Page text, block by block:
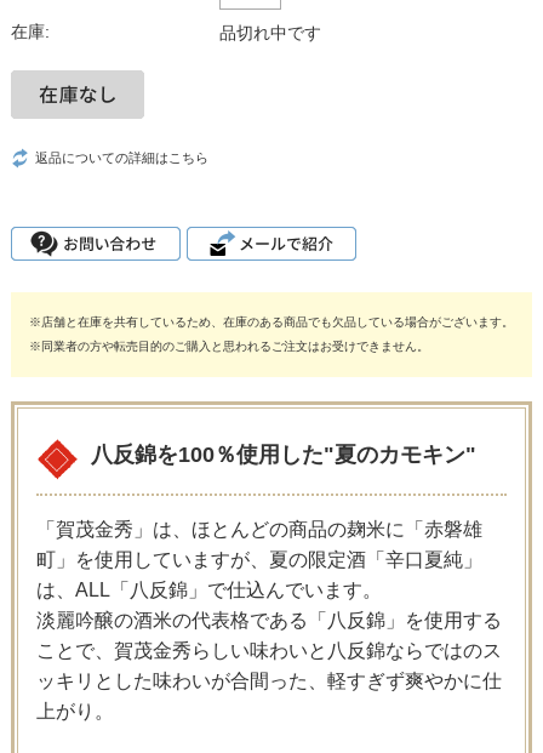
在庫: 品切れ中です
返品についての詳細はこちら
※店舗と在庫を共有しているため、在庫のある商品でも欠品している場合がございます。
※同業者の方や転売目的のご購入と思われるご注文はお受けできません。
八反錦を100％使用した"夏のカモキン"
「賀茂金秀」は、ほとんどの商品の麹米に「赤磐雄
町」を使用していますが、夏の限定酒「辛口夏純」
は、ALL「八反錦」で仕込んでいます。
淡麗吟醸の酒米の代表格である「八反錦」を使用する
ことで、賀茂金秀らしい味わいと八反錦ならではのス
ッキリとした味わいが合間った、軽すぎず爽やかに仕
上がり。